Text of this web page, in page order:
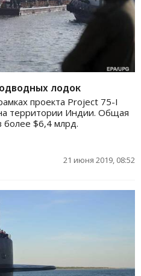
лодок
проекта Project 75-I
территории Индии. Общая
более $6,4 млрд.
21 июня 2019, 08:52